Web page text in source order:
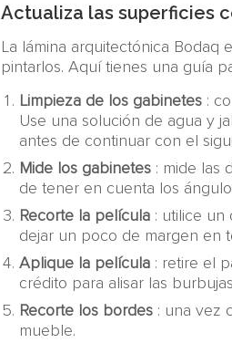
Actualiza las superficies
La lámina arquitectónica
pintarlos. Aquí tienes una guía
Limpieza de los gabinetes:
Use una solución de agua y
antes de continuar con el
Mide los gabinetes: mide las
de tener en cuenta los
Recorte la película: utilice un
dejar un poco de margen en
Aplique la película: retire el
crédito para alisar las
Recorte los bordes: una vez
mueble.